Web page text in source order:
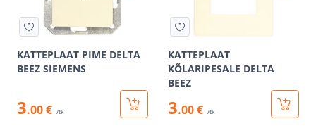
KATTEPLAAT PIME DELTA
BEEZ SIEMENS
3.00 € /tk
KATTEPLAAT
KÕLARIPESALE DELTA
BEEZ
3.00 € /tk